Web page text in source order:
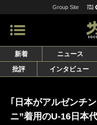
Group Site
新着 ニュース
批評
インタビュー
｢日本がアルゼンチ
ニ”着用のU-16日本